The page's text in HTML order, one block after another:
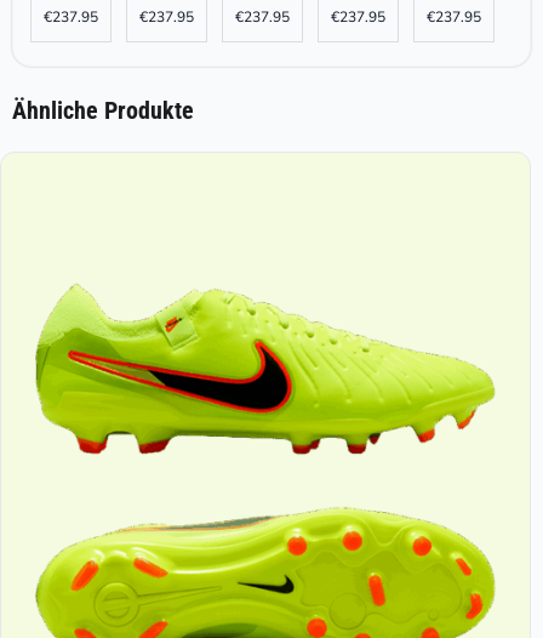
€237.95 €237.95 €237.95 €237.95 €237.95
Ähnliche Produkte